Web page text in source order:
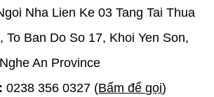
Nha Lien Ke 03 Tang Tai Thua
To Ban Do So 17, Khoi Yen Son,
An Province
0238 356 0327 (Bấm để gọi)